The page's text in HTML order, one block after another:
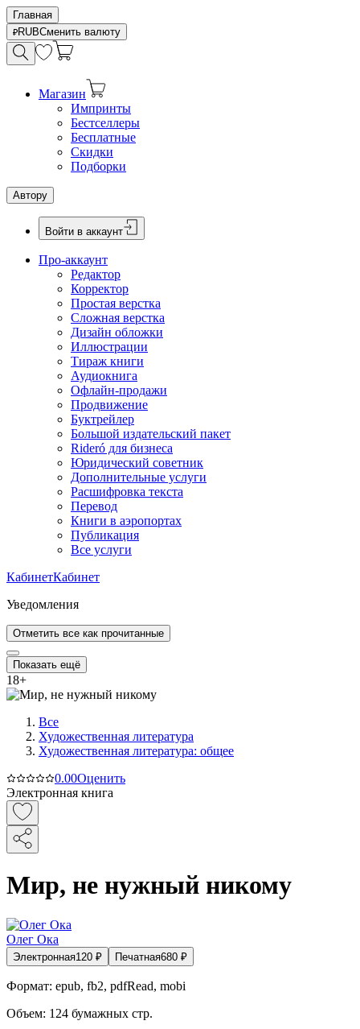
Главная
RUBСменить валюту
Магазин
Импринты
Бестселлеры
Бесплатные
Скидки
Подборки
Автору
Войти в аккаунт
Про-аккаунт
Редактор
Корректор
Простая верстка
Сложная верстка
Дизайн обложки
Иллюстрации
Тираж книги
Аудиокнига
Офлайн-продажи
Продвижение
Буктрейлер
Большой издательский пакет
Rideró для бизнеса
Юридический советник
Дополнительные услуги
Расшифровка текста
Перевод
Книги в аэропортах
Публикация
Все услуги
КабинетКабинет
Уведомления
Отметить все как прочитанные
Показать ещё
18+
Все
Художественная литература
Художественная литература: общее
0.00Оценить
Электронная книга
Мир, не нужный никому
Олег Ока
Электронная120 ₽ Печатная680 ₽
Формат: epub, fb2, pdfRead, mobi
Объем: 124 бумажных стр.